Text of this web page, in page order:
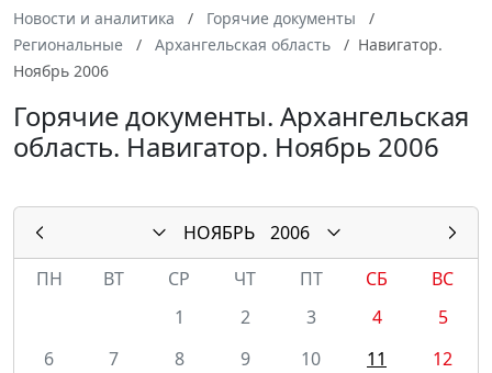
Новости и аналитика
Горячие документы
Региональные
Архангельская область
Навигатор.
Ноябрь 2006
Горячие документы. Архангельская
область. Навигатор. Ноябрь 2006
НОЯБРЬ
2006
ПН
ВТ СР ЧТ ПТ СБ
ВС
1
2 3 4
5
6
7 8 9 10 11
12